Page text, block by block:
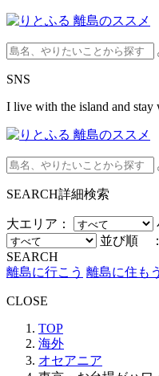
SNS
I live with the island and stay
SEARCH詳細検索
大エリア：
並び順 ：
SEARCH
離島に行こう 離島に住もう
CLOSE
TOP
海外
オセアニア